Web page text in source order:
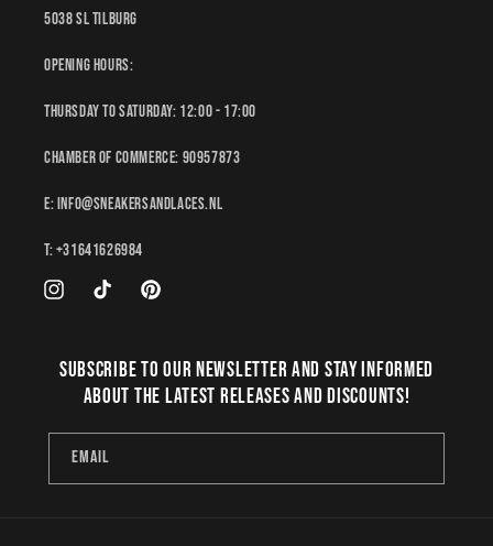
5038 SL Tilburg
Opening hours:
Thursday to Saturday: 12:00 - 17:00
Chamber of Commerce: 90957873
E: Info@sneakersandlaces.nl
T: +31641626984
InstagramTikTok Pinterest
Subscribe to our newsletter and stay informed
about the latest releases and discounts!
Email